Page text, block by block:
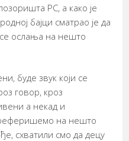
РС, а како је
бајци сматрао је да
ослања на нешто
буде звук који се
говор, кроз
а некад и
на нешто
схватили смо да децу